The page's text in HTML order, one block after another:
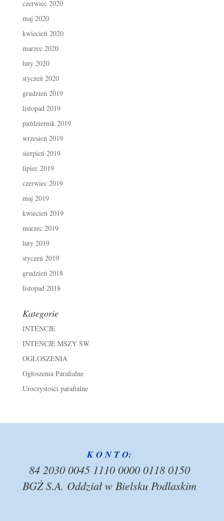
czerwiec 2020
maj 2020
kwiecień 2020
marzec 2020
luty 2020
styczeń 2020
grudzień 2019
listopad 2019
październik 2019
wrzesień 2019
sierpień 2019
lipiec 2019
czerwiec 2019
maj 2019
kwiecień 2019
marzec 2019
luty 2019
styczeń 2019
grudzień 2018
listopad 2018
Kategorie
INTENCJE
INTENCJE MSZY ŚW.
OGŁOSZENIA
Ogłoszenia Parafialne
Uroczystości parafialne
K O N T O:
84 2030 0045 1110 0000 0118 0150
BGŻ S.A. Oddział w Bielsku Podlaskim